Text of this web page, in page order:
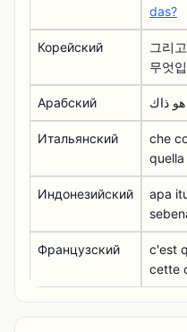
das?
Корейский
그리
무엇
Арабский هو ذاك
Итальянский
che
quella
Индонезийский
apa
Французский
c'est
cette